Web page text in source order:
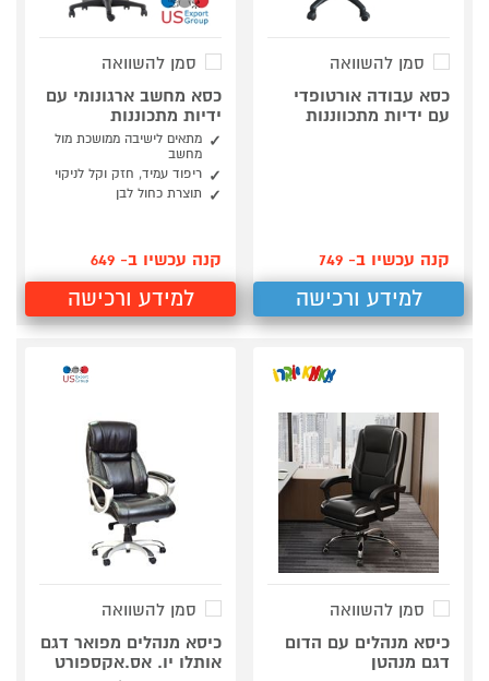
סמן להשוואה
כסא עבודה אורטופדי
עם ידיות מתכווננות
קנה עכשיו ב- 749
למידע ורכישה
סמן להשוואה
כסא מחשב ארגונומי עם
ידיות מתכוננות
מתאים לישיבה ממושכת מול
מחשב
ריפוד עמיד, חזק וקל לניקוי
תוצרת כחול לבן
קנה עכשיו ב- 649
למידע ורכישה
סמן להשוואה
כיסא מנהלים עם הדום
דגם מנהטן
סמן להשוואה
כיסא מנהלים מפואר דגם
אותלו יו. אס.אקספורט